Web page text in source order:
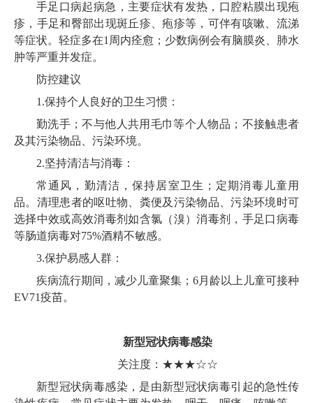
手足口病起病急，主要症状有发热，口腔粘膜出现疱
疹，手足和臀部出现斑丘疹、疱疹等，可伴有咳嗽、流涕
等症状。轻症多在1周内痊愈；少数病例会有脑膜炎、肺水
肿等严重并发症。
防控建议
1.保持个人良好的卫生习惯：
勤洗手；不与他人共用毛巾等个人物品；不接触患者
及其污染物品、污染环境。
2.坚持清洁与消毒：
常通风，勤清洁，保持居室卫生；定期消毒儿童用
品。清理患者的呕吐物、粪便及污染物品、污染环境时可
选择中效或高效消毒剂如含氯（溴）消毒剂，手足口病毒
等肠道病毒对75%酒精不敏感。
3.保护易感人群：
疾病流行期间，减少儿童聚集；6月龄以上儿童可接种
EV71疫苗。
新型冠状病毒感染
关注度：★★★☆☆
新型冠状病毒感染，是由新型冠状病毒引起的急性传